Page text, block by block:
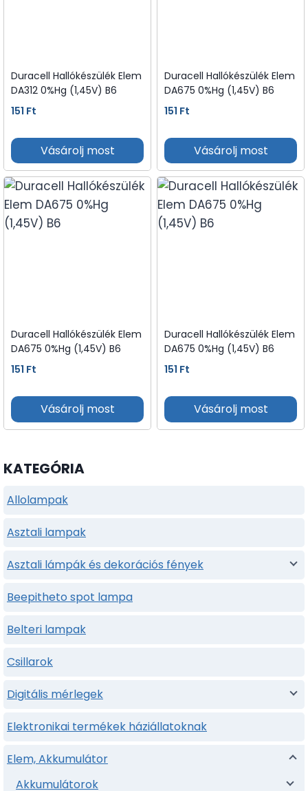
Duracell Hallókészülék Elem
DA312 0%Hg (1,45V) B6
151 Ft
Vásárolj most
Duracell Hallókészülék Elem
DA675 0%Hg (1,45V) B6
151 Ft
Vásárolj most
Duracell Hallókészülék Elem
DA675 0%Hg (1,45V) B6
151 Ft
Vásárolj most
Duracell Hallókészülék Elem
DA675 0%Hg (1,45V) B6
151 Ft
Vásárolj most
KATEGÓRIA
Allolampak
Asztali lampak
Asztali lámpák és dekorációs fények
Beepitheto spot lampa
Belteri lampak
Csillarok
Digitális mérlegek
Elektronikai termékek háziállatoknak
Elem, Akkumulátor
Akkumulátorok